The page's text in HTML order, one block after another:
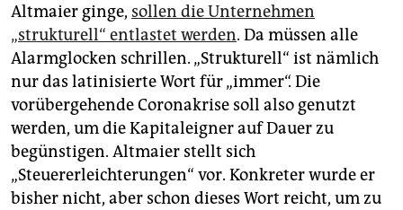
Altmaier ginge, sollen die Unternehmen
„strukturell“ entlastet werden. Da müssen alle
Alarmglocken schrillen. „Strukturell“ ist nämlich
nur das latinisierte Wort für „immer“. Die
vorübergehende Coronakrise soll also genutzt
werden, um die Kapitaleigner auf Dauer zu
begünstigen. Altmaier stellt sich
„Steuererleichterungen“ vor. Konkreter wurde er
bisher nicht, aber schon dieses Wort reicht, um zu